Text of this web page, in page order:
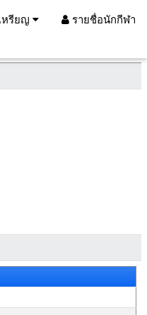
หรียญ รายชื่อนักกีฬา